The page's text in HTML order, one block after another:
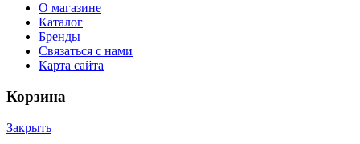
О магазине
Каталог
Бренды
Связаться с нами
Карта сайта
Корзина
Закрыть